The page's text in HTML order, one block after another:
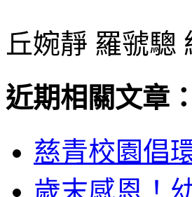
丘婉靜 羅虢驄
近期相關文章：
慈青校園倡